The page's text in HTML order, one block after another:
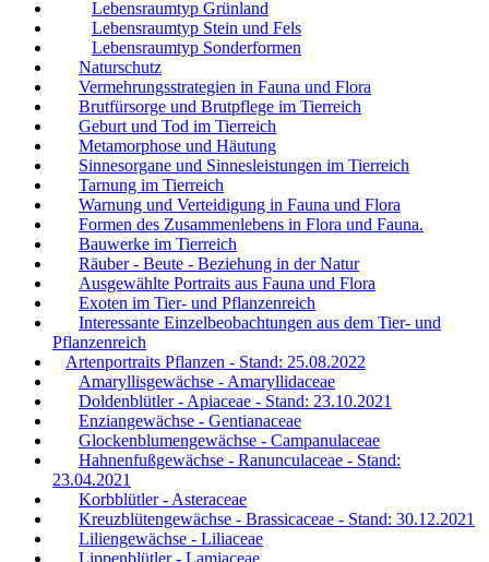
Lebensraumtyp Grünland
Lebensraumtyp Stein und Fels
Lebensraumtyp Sonderformen
Naturschutz
Vermehrungsstrategien in Fauna und Flora
Brutfürsorge und Brutpflege im Tierreich
Geburt und Tod im Tierreich
Metamorphose und Häutung
Sinnesorgane und Sinnesleistungen im Tierreich
Tarnung im Tierreich
Warnung und Verteidigung in Fauna und Flora
Formen des Zusammenlebens in Flora und Fauna.
Bauwerke im Tierreich
Räuber - Beute - Beziehung in der Natur
Ausgewählte Portraits aus Fauna und Flora
Exoten im Tier- und Pflanzenreich
Interessante Einzelbeobachtungen aus dem Tier- und
Pflanzenreich
Artenportraits Pflanzen - Stand: 25.08.2022
Amaryllisgewächse - Amaryllidaceae
Doldenblütler - Apiaceae - Stand: 23.10.2021
Enziangewächse - Gentianaceae
Glockenblumengewächse - Campanulaceae
Hahnenfußgewächse - Ranunculaceae - Stand:
23.04.2021
Korbblütler - Asteraceae
Kreuzblütengewächse - Brassicaceae - Stand: 30.12.2021
Liliengewächse - Liliaceae